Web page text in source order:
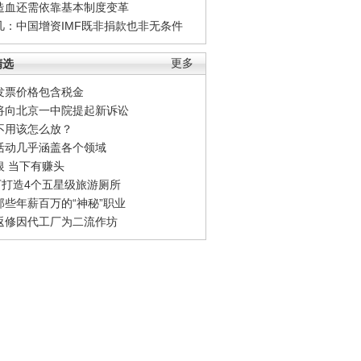
血还需依靠基本制度变革
：中国增资IMF既非捐款也非无条件
更多
选
票价格包含税金
向北京一中院提起新诉讼
用该怎么放？
动几乎涵盖各个领域
当下有赚头
造4个五星级旅游厕所
些年薪百万的“神秘”职业
修因代工厂为二流作坊